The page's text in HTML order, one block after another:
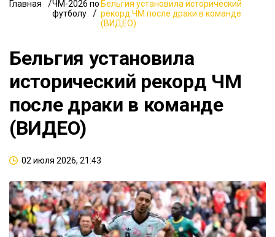
Главная
ЧМ-2026 по
футболу
Бельгия установила исторический
рекорд ЧМ после драки в команде
(ВИДЕО)
Бельгия установила
исторический рекорд ЧМ
после драки в команде
(ВИДЕО)
02 июля 2026, 21:43